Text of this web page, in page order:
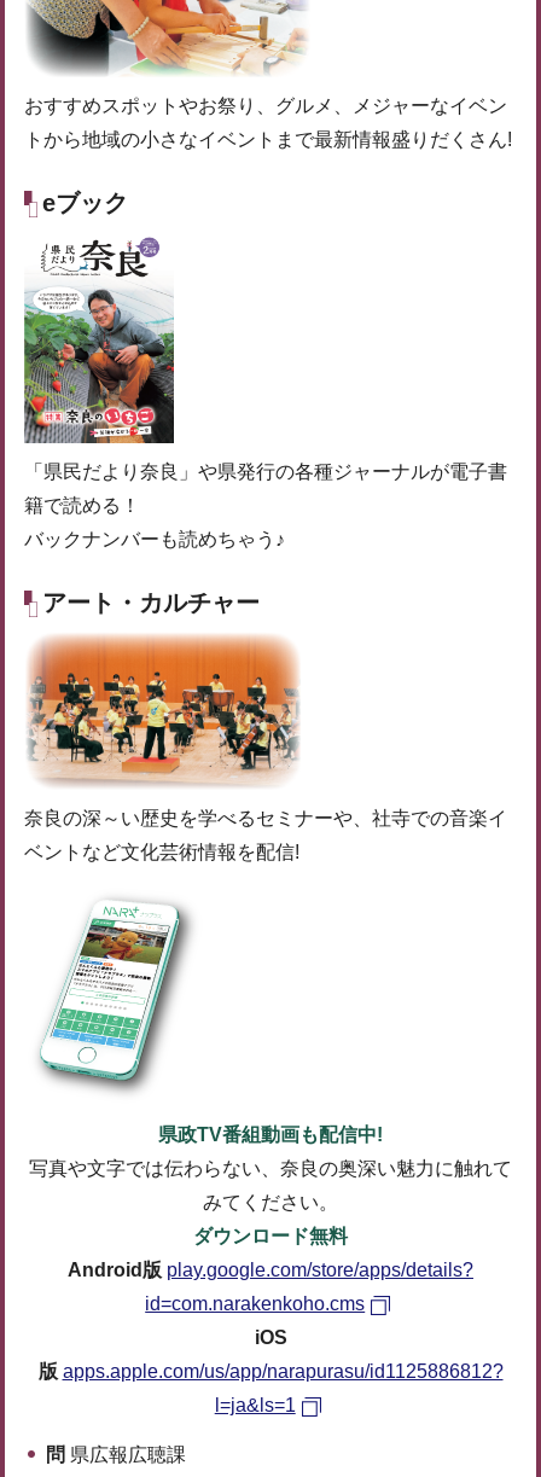
おすすめスポットやお祭り、グルメ、メジャーなイベン
トから地域の小さなイベントまで最新情報盛りだくさん!
eブック
「県民だより奈良」や県発行の各種ジャーナルが電子書
籍で読める！
バックナンバーも読めちゃう♪
アート・カルチャー
奈良の深～い歴史を学べるセミナーや、社寺での音楽イ
ベントなど文化芸術情報を配信!
県政TV番組動画も配信中!
写真や文字では伝わらない、奈良の奥深い魅力に触れて
みてください。
ダウンロード無料
Android版 play.google.com/store/apps/details?
id=com.narakenkoho.cms
iOS
版 apps.apple.com/us/app/narapurasu/id1125886812?
l=ja&ls=1
問 県広報広聴課